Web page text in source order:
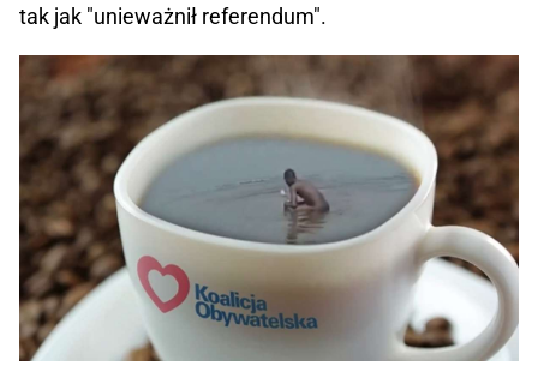
tak jak "unieważnił referendum".